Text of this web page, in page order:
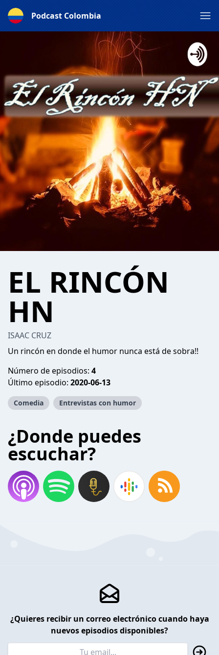
Podcast Colombia
EL RINCÓN
HN
ISAAC CRUZ
Un rincón en donde el humor nunca está de sobra!!
Número de episodios: 4
Último episodio: 2020-06-13
Comedia Entrevistas con humor
¿Donde puedes
escuchar?
¿Quieres recibir un correo electrónico cuando haya
nuevos episodios disponibles?